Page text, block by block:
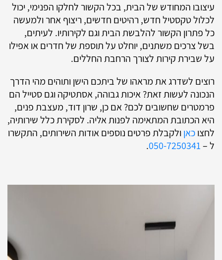
עיצובו המחודש של הבית, בכל הקשור לחלקו הפנימי, יכול
לכלול טקסטיל חדש, רהיטים חדשים, ריצוף אחר ולמעשה
כל פתרון הקשור להלבשת הבית וגם לקירותיו. לעיתים,
בשל צרכים משתנים, יוחלט על תוספת של חדרים או אפילו
על שבירת קירות לצורך הרחבת החללים.
רוצים לשדרג את מראהו של ביתכם הישן ותוהים מהי הדרך
הנכונה לעשות זאת? איכות גבוהה, אסתטיקה וגם סטייל הם
פרמטרים שחשובים לכם? אם כן, שרון דוד, מעצבת פנים,
היא הכתובת המתאימה לפנות אליה. לסקירת כלל שירותיה,
לחצוכאן ולקבלת פרטים נוספים אודות השירותים, התקשרו
ל –050-7250341
.